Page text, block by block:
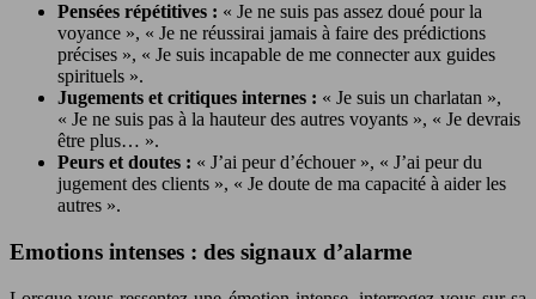
Pensées répétitives : « Je ne suis pas assez doué pour la
voyance », « Je ne réussirai jamais à faire des prédictions
précises », « Je suis incapable de me connecter aux guides
spirituels ».
Jugements et critiques internes : « Je suis un charlatan »,
« Je ne suis pas à la hauteur des autres voyants », « Je devrais
être plus… ».
Peurs et doutes : « J’ai peur d’échouer », « J’ai peur du
jugement des clients », « Je doute de ma capacité à aider les
autres ».
Emotions intenses : des signaux d’alarme